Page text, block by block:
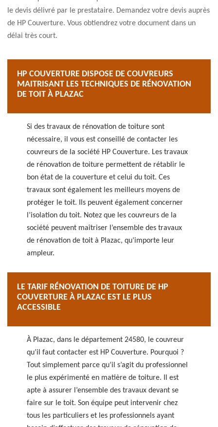
le devis délivré par le prestataire. Demandez votre devis auprès
de HP Couverture. Vous obtiendrez votre document dans un
délai très court.
HP COUVERTURE DISPOSE DE COUVREURS
MAITRISANT LES TECHNIQUES DE RÉNOVATION
DE TOIT À PLAZAC
Si des travaux de rénovation de toiture sont
nécessaire, il vous est conseillé de contacter les
couvreurs de la société HP Couverture. Les travaux
de rénovation de toiture permettent de rétablir le
bon état de la couverture et celui du toit. Ces
travaux sont également les meilleurs moyens de
protéger le toit. Ils peuvent également concerner
l’isolation du toit. Notez que les couvreurs de la
société peuvent maîtriser l’ensemble des travaux
de rénovation de toit à Plazac, qu’importe leur
ampleur.
LE TARIF RÉNOVATION DE TOITURE DE HP
COUVERTURE À PLAZAC EST LE PLUS
ACCESSIBLE
À Plazac, dans le département 24580, le couvreur
qu’il faut contacter est HP Couverture. Pourquoi ?
Tout simplement parce qu’il s’agit du professionnel
le plus expérimenté en matière de toiture. Il est
apte à assurer l’ensemble des travaux devant se
faire sur le toit. Son équipe peut intervenir chez
tous les particuliers et les professionnels ayant